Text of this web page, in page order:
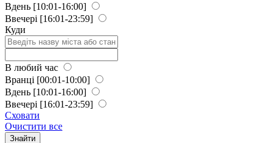
Вдень [10:01-16:00]
Ввечері [16:01-23:59]
Куди
В любий час
Вранці [00:01-10:00]
Вдень [10:01-16:00]
Ввечері [16:01-23:59]
Сховати
Очистити все
Знайти